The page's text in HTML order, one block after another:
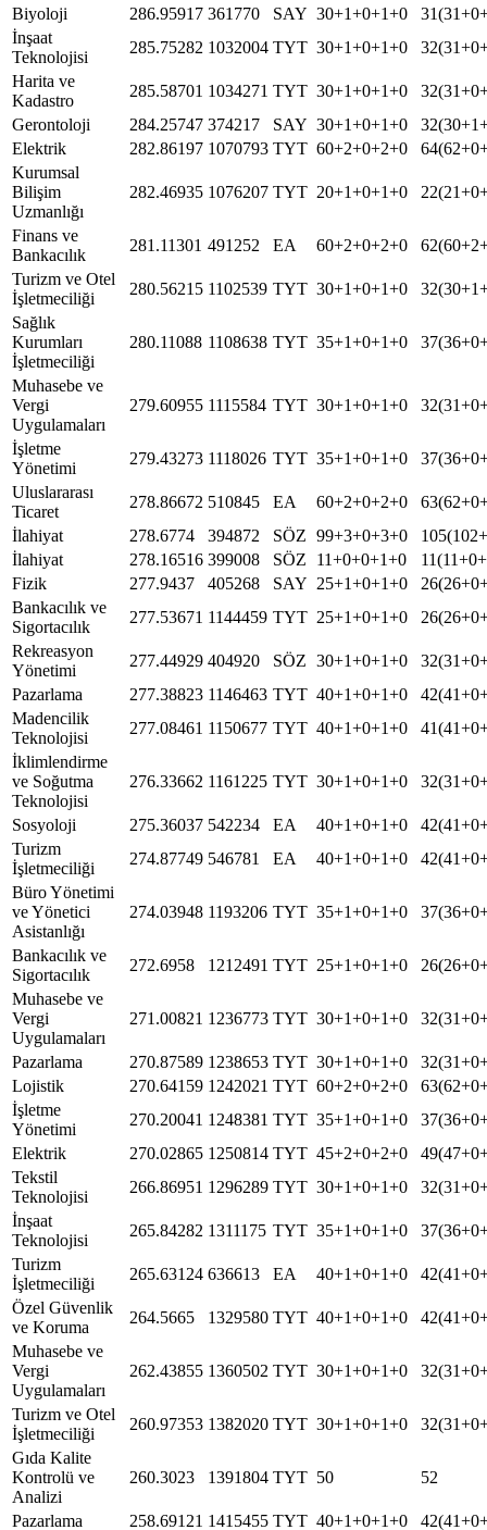
Biyoloji
286.95917 361770 SAY 30+1+0+1+0
İnşaat
Teknolojisi
285.75282 1032004 TYT 30+1+0+1+0
Harita ve
Kadastro
285.58701 1034271 TYT 30+1+0+1+0
Gerontoloji
284.25747 374217 SAY 30+1+0+1+0
Elektrik
282.86197 1070793 TYT 60+2+0+2+0
Kurumsal
Bilişim
Uzmanlığı
282.46935 1076207 TYT 20+1+0+1+0
Finans ve
Bankacılık
281.11301 491252 EA 60+2+0+2+0
Turizm ve Otel
İşletmeciliği
280.56215 1102539 TYT 30+1+0+1+0
Sağlık
Kurumları
İşletmeciliği
280.11088 1108638 TYT 35+1+0+1+0
Muhasebe ve
Vergi
Uygulamaları
279.60955 1115584 TYT 30+1+0+1+0
İşletme
Yönetimi
279.43273 1118026 TYT 35+1+0+1+0
Uluslararası
Ticaret
278.86672 510845 EA 60+2+0+2+0
İlahiyat
278.6774 394872 SÖZ 99+3+0+3+0
İlahiyat
278.16516 399008 SÖZ 11+0+0+1+0
Fizik
277.9437 405268 SAY 25+1+0+1+0
Bankacılık ve
Sigortacılık
277.53671 1144459 TYT 25+1+0+1+0
Rekreasyon
Yönetimi
277.44929 404920 SÖZ 30+1+0+1+0
Pazarlama
277.38823 1146463 TYT 40+1+0+1+0
Madencilik
Teknolojisi
277.08461 1150677 TYT 40+1+0+1+0
İklimlendirme
ve Soğutma
Teknolojisi
276.33662 1161225 TYT 30+1+0+1+0
Sosyoloji 275.36037 542234 EA 40+1+0+1+0
Turizm
İşletmeciliği
274.87749 546781 EA 40+1+0+1+0
Büro Yönetimi
ve Yönetici
Asistanlığı
274.03948 1193206 TYT 35+1+0+1+0
Bankacılık ve
Sigortacılık
272.6958 1212491 TYT 25+1+0+1+0
Muhasebe ve
Vergi
Uygulamaları
271.00821 1236773 TYT 30+1+0+1+0
Pazarlama 270.87589 1238653 TYT 30+1+0+1+0
Lojistik
270.64159 1242021 TYT 60+2+0+2+0
İşletme
Yönetimi
270.20041 1248381 TYT 35+1+0+1+0
Elektrik
270.02865 1250814 TYT 45+2+0+2+0
Tekstil
Teknolojisi
266.86951 1296289 TYT 30+1+0+1+0
İnşaat
Teknolojisi
265.84282 1311175 TYT 35+1+0+1+0
Turizm
İşletmeciliği
265.63124 636613 EA 40+1+0+1+0
Özel Güvenlik
ve Koruma
264.5665 1329580 TYT 40+1+0+1+0
Muhasebe ve
Vergi
Uygulamaları
262.43855 1360502 TYT 30+1+0+1+0
Turizm ve Otel
İşletmeciliği
260.97353 1382020 TYT 30+1+0+1+0
Gıda Kalite
Kontrolü ve
Analizi
260.3023 1391804 TYT 50 52
Pazarlama 258.69121 1415455 TYT 40+1+0+1+0